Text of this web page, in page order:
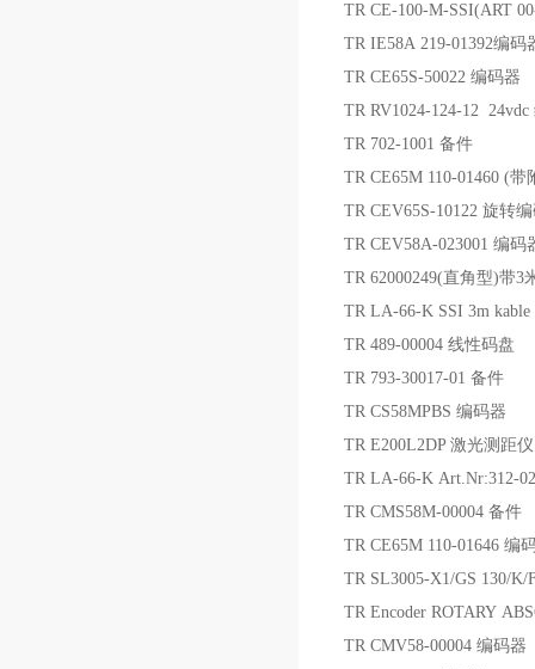
TR CE-100-M-SSI(ART
TR IE58A 219-01392编码
TR CE65S-50022 编码器
TR RV1024-124-12 24vdc
TR 702-1001 备件
TR CE65M 110-01460 (带
TR CEV65S-10122 旋转
TR CEV58A-023001 编码
TR 62000249(直角型)带3
TR LA-66-K SSI 3m
TR 489-00004 线性码盘
TR 793-30017-01 备件
TR CS58MPBS 编码器
TR E200L2DP 激光测距仪
TR LA-66-K Art.Nr:312-
TR CMS58M-00004 备件
TR CE65M 110-01646 编
TR SL3005-X1/GS 130/K/
TR Encoder ROTARY
TR CMV58-00004 编码器